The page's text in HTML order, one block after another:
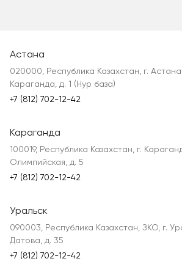
Астана
020000, Республика Казахстан, г.
Караганда, д. 1 (Нур база)
+7 (812) 702-12-42
Караганда
100019, Республика Казахстан, г.
Олимпийская, д. 5
+7 (812) 702-12-42
Уральск
090003, Республика Казахстан, ЗКО, г.
Датова, д. 35
+7 (812) 702-12-42